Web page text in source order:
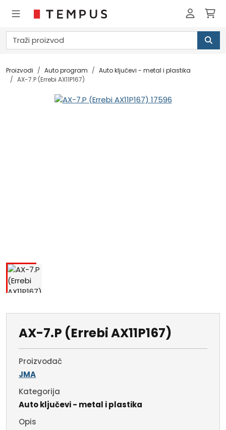
Proizvodi Auto program
Auto ključevi - metal i plastika
AX-7.P (Errebi AX11P167)
AX-7.P (Errebi AX11P167)
Proizvođač
JMA
Kategorija
Auto ključevi - metal i plastika
Opis